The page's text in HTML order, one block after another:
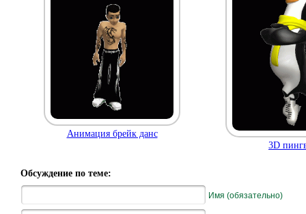
Анимация брейк данс
3D
Обсуждение по теме:
Имя (обязательно)